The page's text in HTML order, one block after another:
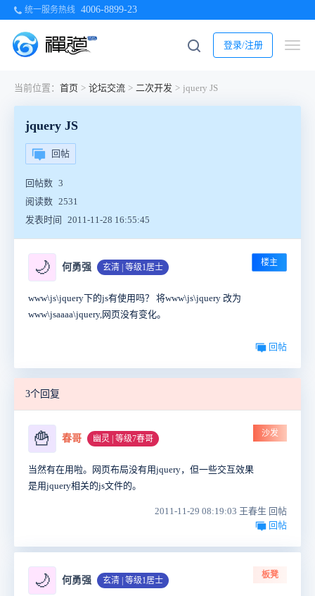
统一服务热线 4006-8899-23
登录/注册
当前位置： 首页 > 论坛交流 > 二次开发 > jquery JS
jquery JS
回帖
回帖数 3
阅读数 2531
发表时间
2011-11-28 16:55:45
🌙 何勇强 玄清 | 等级1居士 楼主
www\js\jquery下的js有使用吗？ 将www\js\jquery 改为
www\jsaaaa\jquery,网页没有变化。
回帖
3个回复
🍟 春哥 幽灵 | 等级7春哥
沙发
当然有在用啦。网页布局没有用jquery，但一些交互效果
是用jquery相关的js文件的。
2011-11-29 08:19:03 王春生 回帖
回帖
🌙 何勇强 玄清 | 等级1居士
板凳